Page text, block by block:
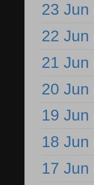
23 Jun
22 Jun
21 Jun
20 Jun
19 Jun
18 Jun
17 Jun